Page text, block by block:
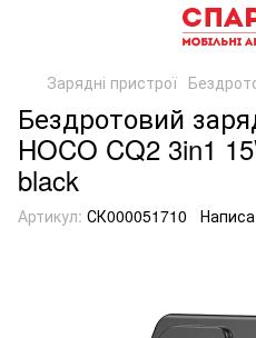
Зарядні пристрої
Бездротовий
HOCO CQ2 3in1
black
Артикул: СК000051710